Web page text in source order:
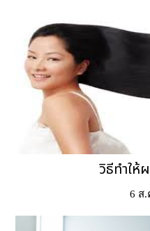
วิธีทําให้
6 ส.